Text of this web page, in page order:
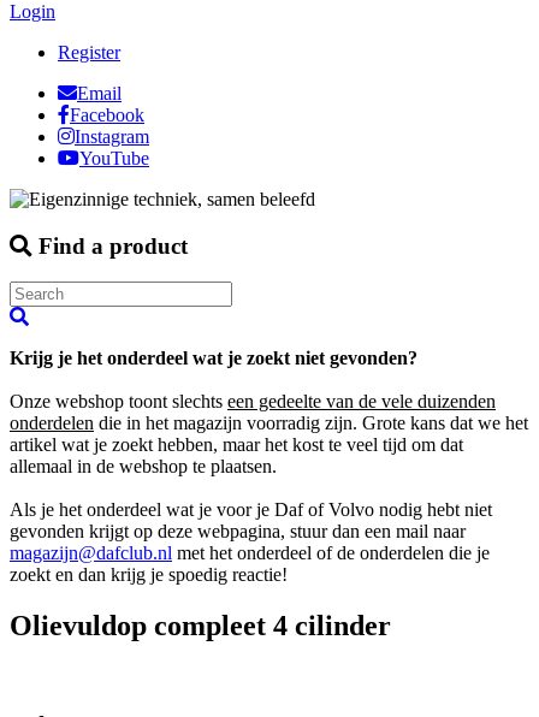
Login
Register
Email
Facebook
Instagram
YouTube
Find a product
Krijg je het onderdeel wat je zoekt niet gevonden?
Onze webshop toont slechts een gedeelte van de vele duizenden
onderdelen die in het magazijn voorradig zijn. Grote kans dat we het
artikel wat je zoekt hebben, maar het kost te veel tijd om dat
allemaal in de webshop te plaatsen.
Als je het onderdeel wat je voor je Daf of Volvo nodig hebt niet
gevonden krijgt op deze webpagina, stuur dan een mail naar
magazijn@dafclub.nl met het onderdeel of de onderdelen die je
zoekt en dan krijg je spoedig reactie!
Olievuldop compleet 4 cilinder